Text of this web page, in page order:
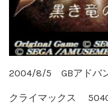
2004/8/5 GBアドバ
クライマックス